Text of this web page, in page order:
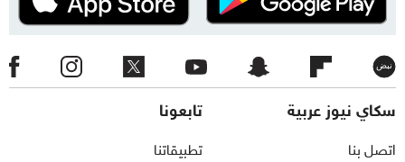
سكاي نيوز عربية
اتصل بنا
تابعونا
تطبيقاتنا